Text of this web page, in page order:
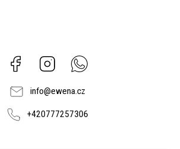
Facebook Instagram
info@ewena.cz
+420777257306